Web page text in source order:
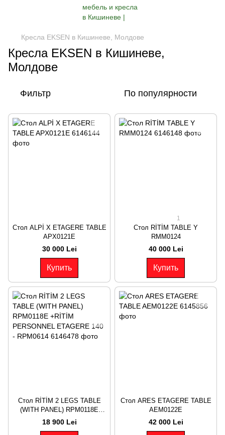
Кресла EKSEN в Кишиневе, Молдове
Кресла EKSEN в Кишиневе,
Молдове
Фильтр По популярности
Стол ALPİ X ETAGERE TABLE
APX0121E
30 000 Lei
Купить
1
Стол RİTİM TABLE Y
RMM0124
40 000 Lei
Купить
Стол RİTİM 2 LEGS TABLE
(WITH PANEL) RPM0118E
+RİTİM PERSONNEL
18 900 Lei
Стол ARES ETAGERE TABLE
AEM0122E
42 000 Lei